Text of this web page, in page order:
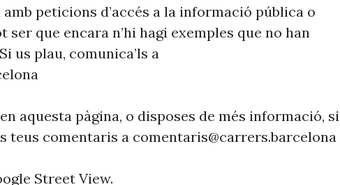
peticions d’accés a la informació pública o
ser que encara n’hi hagi exemples que no han
us plau, comunica’ls a
aquesta pàgina, o disposes de més informació, si
teus comentaris a comentaris@carrers.barcelona
Street View.